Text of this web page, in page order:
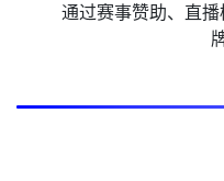
通过赛事赞助、直